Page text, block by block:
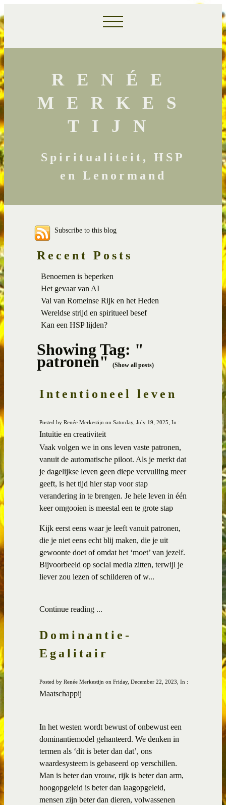
RENÉE
MERKES
TIJN
Spiritualiteit, HSP
en Lenormand
Subscribe to this blog
Recent Posts
Benoemen is beperken
Het gevaar van AI
Val van Romeinse Rijk en het Heden
Wereldse strijd en spiritueel besef
Kan een HSP lijden?
Showing Tag: "
patronen"(Show all posts)
Intentioneel leven
Posted by Renée Merkestijn on Saturday, July 19, 2025, In :
Intuïtie en creativiteit
Vaak volgen we in ons leven vaste patronen,
vanuit de automatische piloot. Als je merkt dat
je dagelijkse leven geen diepe vervulling meer
geeft, is het tijd hier stap voor stap
verandering in te brengen. Je hele leven in één
keer omgooien is meestal een te grote stap
Kijk eerst eens waar je leeft vanuit patronen,
die je niet eens echt blij maken, die je uit
gewoonte doet of omdat het ‘moet’ van jezelf.
Bijvoorbeeld op social media zitten, terwijl je
liever zou lezen of schilderen of w...
Continue reading ...
Dominantie-
Egalitair
Posted by Renée Merkestijn on Friday, December 22, 2023, In :
Maatschappij
In het westen wordt bewust of onbewust een
dominantiemodel gehanteerd. We denken in
termen als ‘dit is beter dan dat’, ons
waardesysteem is gebaseerd op verschillen.
Man is beter dan vrouw, rijk is beter dan arm,
hoogopgeleid is beter dan laagopgeleid,
mensen zijn beter dan dieren, volwassenen